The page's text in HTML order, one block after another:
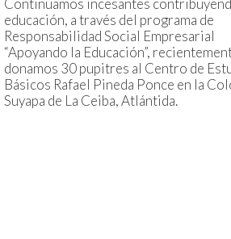
Continuamos incesantes
educación, a través del programa de
Responsabilidad Social Empresarial
“Apoyando la Educación”,
donamos 30 pupitres al Centro de
Básicos Rafael Pineda Ponce en la
Suyapa de La Ceiba, Atlántida.